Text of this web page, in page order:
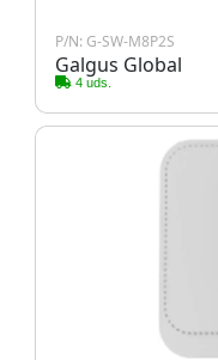
P/N: G-SW-M8P2S
Galgus Global
4 uds.